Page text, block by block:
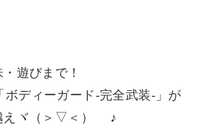
遊びまで！
ボディーガード-完全武装-」が
えヾ（＞▽＜）ゞ ♪